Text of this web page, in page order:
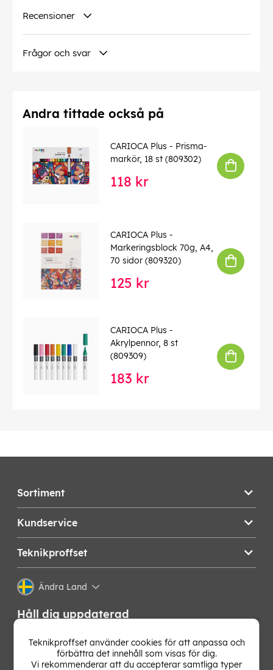
Recensioner
Frågor och svar
Andra tittade också på
CARIOCA Plus - Prisma-
markör, 18 st (809302)
118 kr
CARIOCA Plus -
Markeringsblock 70g, A4,
70 sidor (809320)
125 kr
CARIOCA Plus -
Akrylpennor, 8 st
(809309)
183 kr
Sortiment
Kundservice
Teknikproffset
Ändra Land
Håll dig uppdaterad
Få de senaste nyheterna, hetaste erbjudandena och
bästa tipsen från oss direkt i din mejlkorg. Signa upp på
vårt nyhetsbrev!
Teknikproffset använder cookies för att anpassa och
förbättra det innehåll som visas för dig.
Vi rekommenderar att du accepterar samtliga typer